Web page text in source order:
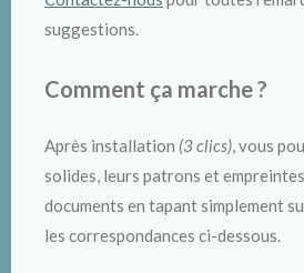
suggestions.
Comment ça marche ?
Après installation (3 clics), vous
solides, leurs patrons et
documents en tapant simplement
les correspondances ci-dessous.